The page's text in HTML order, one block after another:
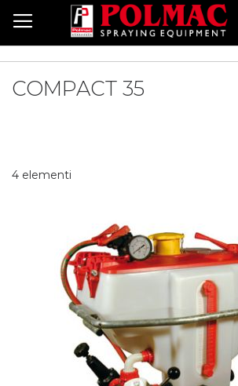
Salta
al
contenuto
COMPACT 35
4 elementi